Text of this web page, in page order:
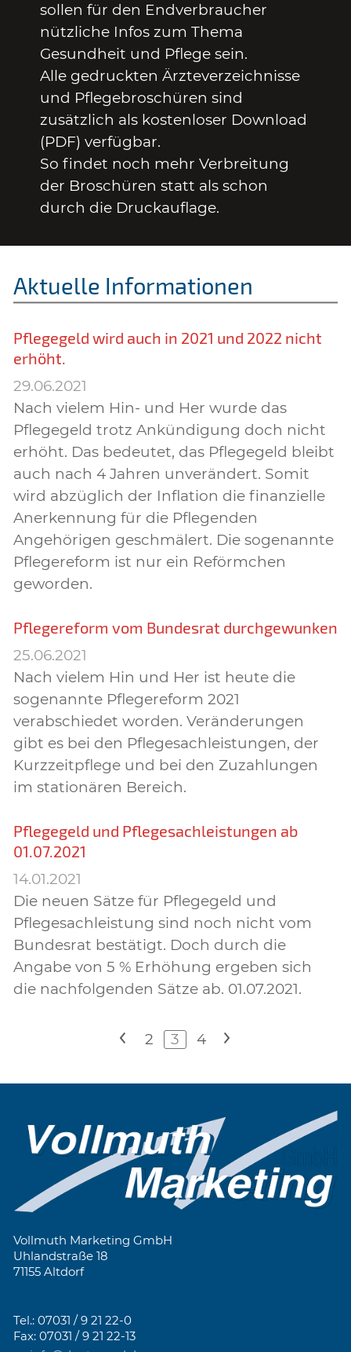
sollen für den Endverbraucher
nützliche Infos zum Thema
Gesundheit und Pflege sein.
Alle gedruckten Ärzteverzeichnisse
und Pflegebroschüren sind
zusätzlich als kostenloser Download
(PDF) verfügbar.
So findet noch mehr Verbreitung
der Broschüren statt als schon
durch die Druckauflage.
Aktuelle Informationen
Pflegegeld wird auch in 2021 und 2022 nicht
erhöht.
29.06.2021
Nach vielem Hin- und Her wurde das
Pflegegeld trotz Ankündigung doch nicht
erhöht. Das bedeutet, das Pflegegeld bleibt
auch nach 4 Jahren unverändert. Somit
wird abzüglich der Inflation die finanzielle
Anerkennung für die Pflegenden
Angehörigen geschmälert. Die sogenannte
Pflegereform ist nur ein Reförmchen
geworden.
Pflegereform vom Bundesrat durchgewunken
25.06.2021
Nach vielem Hin und Her ist heute die
sogenannte Pflegereform 2021
verabschiedet worden. Veränderungen
gibt es bei den Pflegesachleistungen, der
Kurzzeitpflege und bei den Zuzahlungen
im stationären Bereich.
Pflegegeld und Pflegesachleistungen ab
01.07.2021
14.01.2021
Die neuen Sätze für Pflegegeld und
Pflegesachleistung sind noch nicht vom
Bundesrat bestätigt. Doch durch die
Angabe von 5 % Erhöhung ergeben sich
die nachfolgenden Sätze ab. 01.07.2021.
< 2 3 4 >
Vollmuth Marketing GmbH
Uhlandstraße 18
71155 Altdorf
Tel.: 07031 / 9 21 22-0
Fax: 07031 / 9 21 22-13